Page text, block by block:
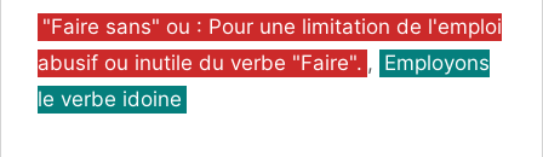
Catégories
"Faire sans" ou : Pour une limitation de l'emploi
abusif ou inutile du verbe "Faire". , Employons
le verbe idoine